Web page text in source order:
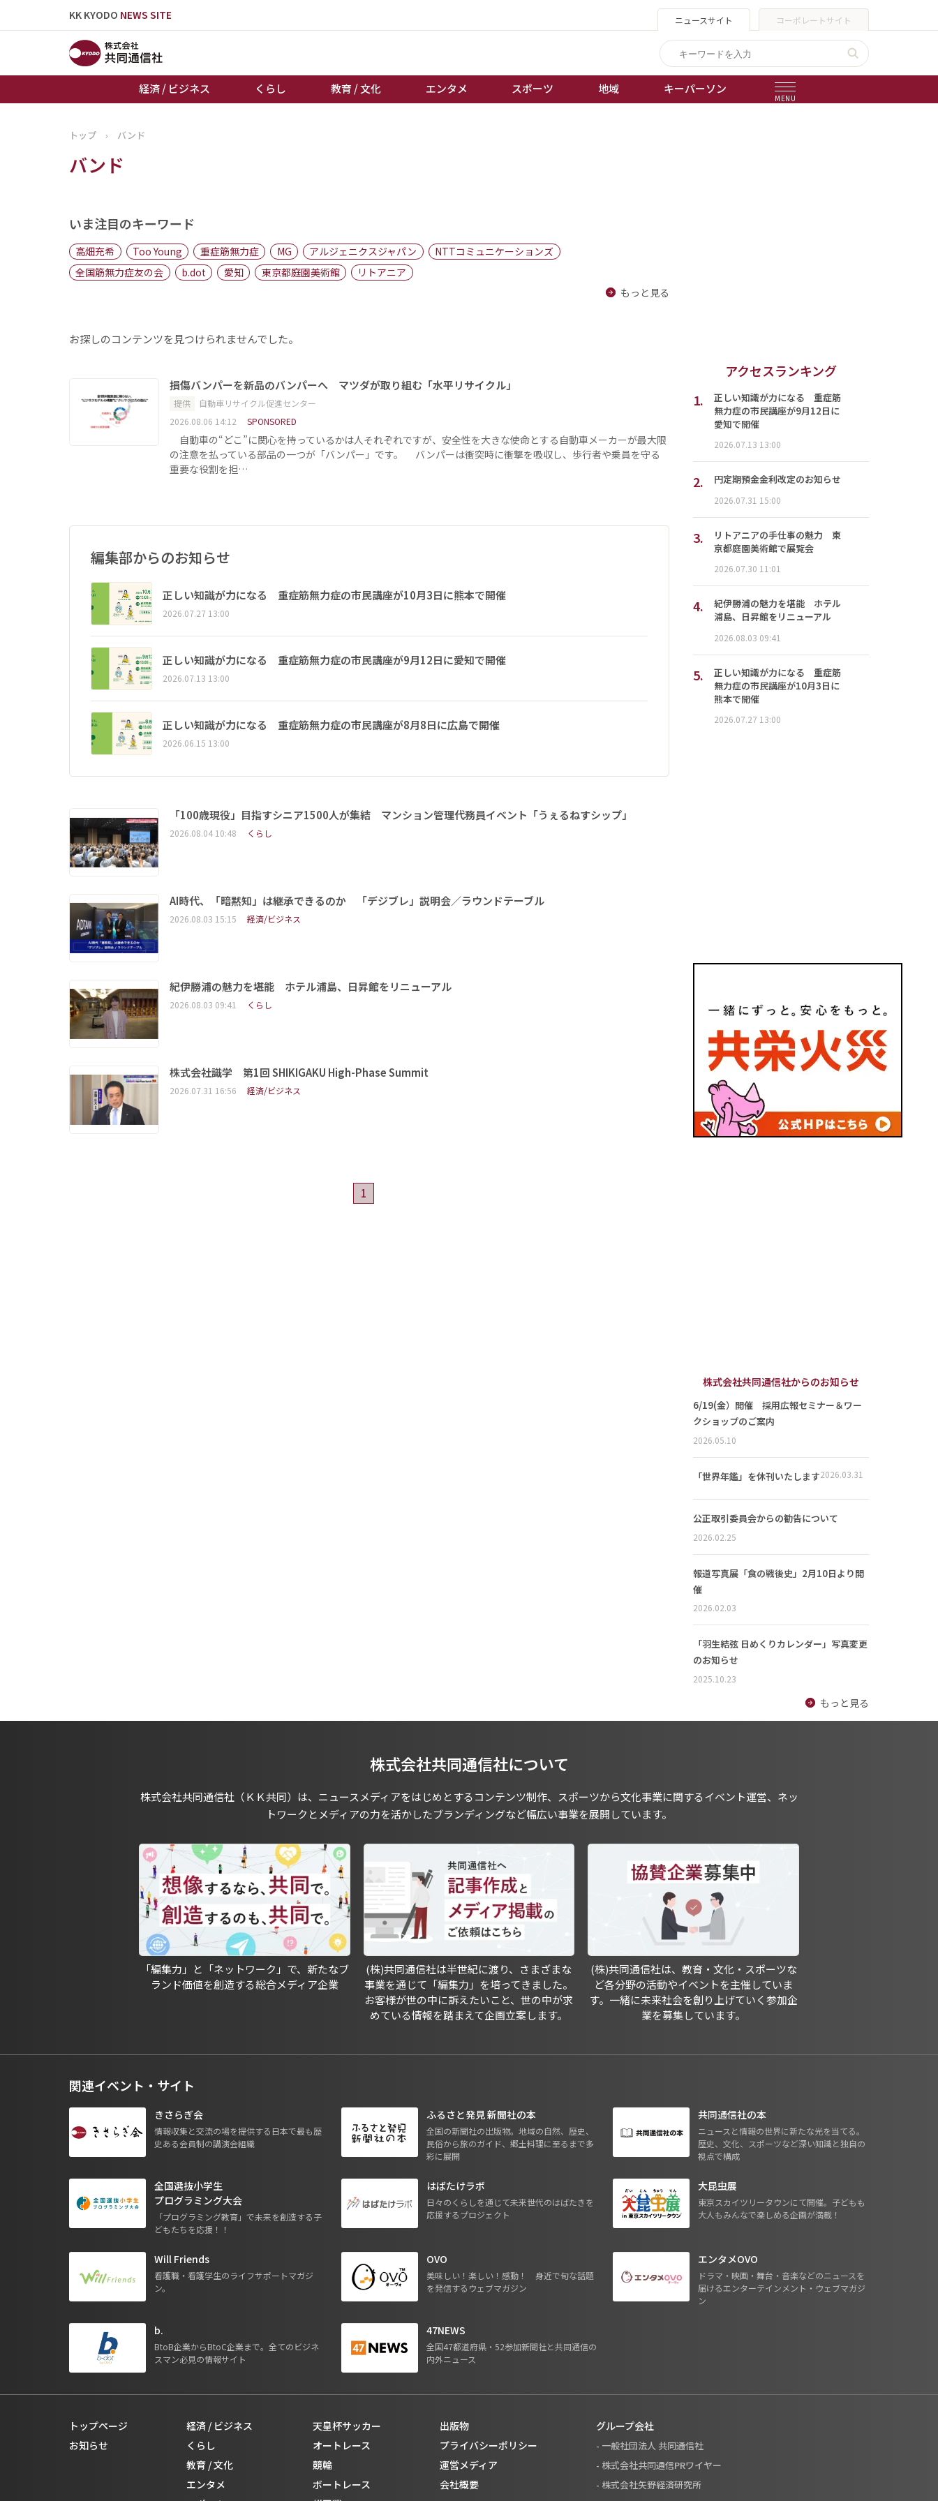
KK KYODO NEWS SITE ニュースサイト コーポレートサイト
経済 / ビジネス くらし 教育 / 文化 エンタメ スポーツ 地域 キーパーソン
MENU
トップページ
地域
キーパーソン
棋王戦
トップ › バンド
バンド
いま注目のキーワード
高畑充希 Too Young 重症筋無力症 MG アルジェニクスジャパン
NTTコミュニケーションズ
全国筋無力症友の会
b.dot 愛知 東京都庭園美術館
リトアニア
もっと見る
お探しのコンテンツを見つけられませんでした。
損傷バンパーを新品のバンパーへ マツダが取り組む「水平リサイクル」
提供
自動車リサイクル促進センター
2026.08.06 14:12
SPONSORED
自動車の“どこ”に関心を持っているかは人それぞれですが、安全性を大きな使命とする自動車メーカーが最大限
の注意を払っている部品の一つが「バンパー」です。 バンパーは衝突時に衝撃を吸収し、歩行者や乗員を守る
重要な役割を担…
編集部からのお知らせ
正しい知識が力になる 重症筋無力症の市民講座が10月3日に熊本で開催
2026.07.27 13:00
正しい知識が力になる 重症筋無力症の市民講座が9月12日に愛知で開催
2026.07.13 13:00
正しい知識が力になる 重症筋無力症の市民講座が8月8日に広島で開催
2026.06.15 13:00
「100歳現役」目指すシニア1500人が集結 マンション管理代務員イベント「うぇるねすシップ」
2026.08.04 10:48 くらし
AI時代、「暗黙知」は継承できるのか 「デジブレ」説明会／ラウンドテーブル
2026.08.03 15:15 経済/ビジネス
紀伊勝浦の魅力を堪能 ホテル浦島、日昇館をリニューアル
2026.08.03 09:41 くらし
株式会社識学 第1回 SHIKIGAKU High-Phase Summit
2026.07.31 16:56 経済/ビジネス
1
アクセスランキング
1.
正しい知識が力になる 重症筋
無力症の市民講座が9月12日に
愛知で開催
2026.07.13 13:00
2. 円定期預金金利改定のお知らせ
2026.07.31 15:00
3.
リトアニアの手仕事の魅力 東
京都庭園美術館で展覧会
2026.07.30 11:01
4.
紀伊勝浦の魅力を堪能 ホテル
浦島、日昇館をリニューアル
2026.08.03 09:41
5.
正しい知識が力になる 重症筋
無力症の市民講座が10月3日に
熊本で開催
2026.07.27 13:00
株式会社共同通信社からのお知らせ
6/19(金）開催 採用広報セミナー＆ワー
クショップのご案内
2026.05.10
「世界年鑑」を休刊いたします2026.03.31
公正取引委員会からの勧告について
2026.02.25
報道写真展「食の戦後史」2月10日より開
催
2026.02.03
「羽生結弦 日めくりカレンダー」写真変更
のお知らせ
2025.10.23
もっと見る
株式会社共同通信社について
株式会社共同通信社（ＫＫ共同）は、ニュースメディアをはじめとするコンテンツ制作、スポーツから文化事業に関するイベント運営、ネッ
トワークとメディアの力を活かしたブランディングなど幅広い事業を展開しています。
「編集力」と「ネットワーク」で、新たなブ
ランド価値を創造する総合メディア企業
(株)共同通信社は半世紀に渡り、さまざまな
事業を通じて「編集力」を培ってきました。
お客様が世の中に訴えたいこと、世の中が求
めている情報を踏まえて企画立案します。
(株)共同通信社は、教育・文化・スポーツな
ど各分野の活動やイベントを主催していま
す。一緒に未来社会を創り上げていく参加企
業を募集しています。
関連イベント・サイト
きさらぎ会
情報収集と交流の場を提供する日本で最も歴
史ある会員制の講演会組織
ふるさと発見 新聞社の本
全国の新聞社の出版物。地域の自然、歴史、
民俗から旅のガイド、郷土料理に至るまで多
彩に展開
共同通信社の本
ニュースと情報の世界に新たな光を当てる。
歴史、文化、スポーツなど深い知識と独自の
視点で構成
全国選抜小学生
プログラミング大会
「プログラミング教育」で未来を創造する子
どもたちを応援！！
はばたけラボ
日々のくらしを通じて未来世代のはばたきを
応援するプロジェクト
大昆虫展
東京スカイツリータウンにて開催。子どもも
大人もみんなで楽しめる企画が満載！
Will Friends
看護職・看護学生のライフサポートマガジ
ン。
OVO
美味しい！楽しい！感動！ 身近で旬な話題
を発信するウェブマガジン
エンタメOVO
ドラマ・映画・舞台・音楽などのニュースを
届けるエンターテインメント・ウェブマガジ
ン
b.
BtoB企業からBtoC企業まで。全てのビジネ
スマン必見の情報サイト
47NEWS
全国47都道府県・52参加新聞社と共同通信の
内外ニュース
トップページ
お知らせ
経済 / ビジネス
くらし
教育 / 文化
エンタメ
天皇杯サッカー
オートレース
競輪
ボートレース
出版物
プライバシーポリシー
運営メディア
会社概要
グループ会社
- 一般社団法人 共同通信社
- 株式会社共同通信PRワイヤー
- 株式会社矢野経済研究所